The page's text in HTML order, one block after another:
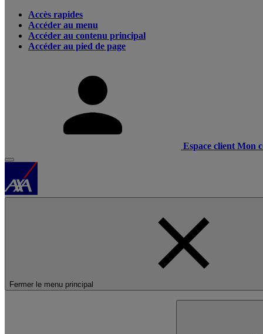
Accès rapides
Accéder au menu
Accéder au contenu principal
Accéder au pied de page
Espace client Mon
Fermer le menu principal